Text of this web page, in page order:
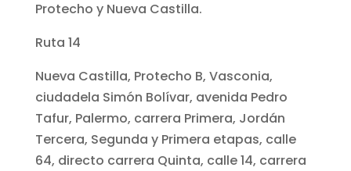
Protecho y Nueva Castilla.
Ruta 14
Nueva Castilla, Protecho B, Vasconia,
ciudadela Simón Bolívar, avenida Pedro
Tafur, Palermo, carrera Primera, Jordán
Tercera, Segunda y Primera etapas, calle
64, directo carrera Quinta, calle 14, carrera